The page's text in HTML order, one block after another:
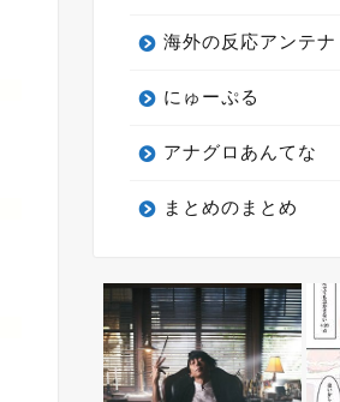
海外の反応アンテナ
にゅーぷる
アナグロあんてな
まとめのまとめ